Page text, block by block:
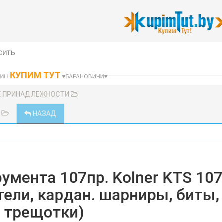
КУПИМ ТУТ ♥БАРАНОВИЧИ♥
НАЗАД
107пр. Kolner KTS 107
кардан. шарниры, биты,
трещотки)